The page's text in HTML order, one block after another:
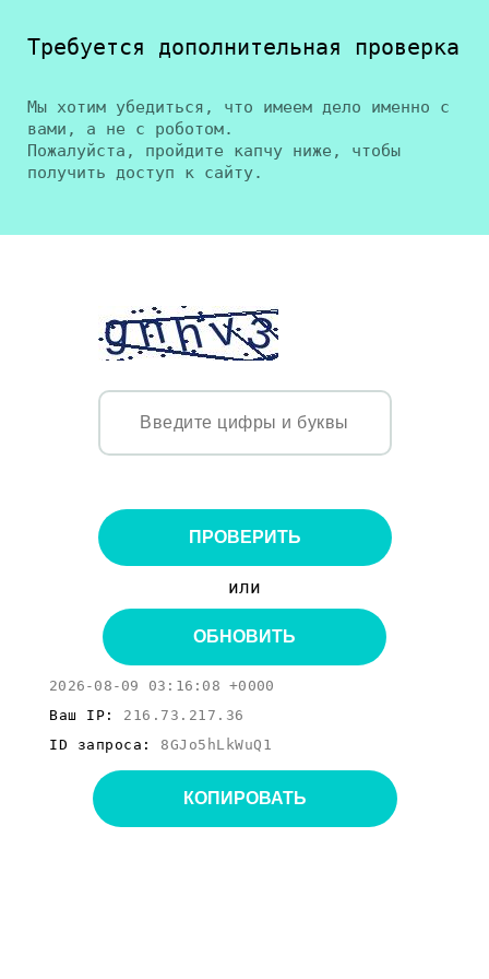
Требуется дополнительная проверка
Мы хотим убедиться, что имеем дело именно с
вами, а не с роботом.
Пожалуйста, пройдите капчу ниже, чтобы
получить доступ к сайту.
ПРОВЕРИТЬ
или
ОБНОВИТЬ
2026-08-09 03:16:08 +0000
Ваш IP: 216.73.217.36
ID запроса: 8GJo5hLkWuQ1
КОПИРОВАТЬ